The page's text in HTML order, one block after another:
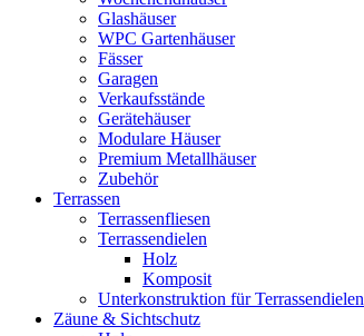
Glashäuser
WPC Gartenhäuser
Fässer
Garagen
Verkaufsstände
Gerätehäuser
Modulare Häuser
Premium Metallhäuser
Zubehör
Terrassen
Terrassenfliesen
Terrassendielen
Holz
Komposit
Unterkonstruktion für Terrassendielen
Zäune & Sichtschutz